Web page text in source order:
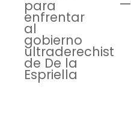
para
enfrentar
al
gobierno
ultraderechista
de De la
Espriella